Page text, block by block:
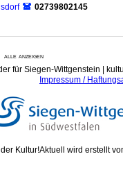
02739802145
alle anzeigen
für Siegen-Wittgenstein |
Impressum /
Kultur!Aktuell wird erstellt